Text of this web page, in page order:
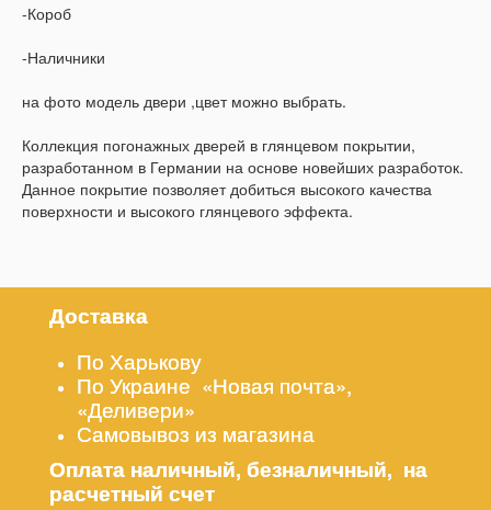
-Короб
-Наличники
на фото модель двери ,цвет можно выбрать.
Коллекция погонажных дверей в глянцевом покрытии,
разработанном в Германии на основе новейших разработок.
Данное покрытие позволяет добиться высокого качества
поверхности и высокого глянцевого эффекта.
Доставка
По Харькову
По Украине «Новая почта»,
«Деливери»
Самовывоз из магазина
Оплата наличный, безналичный, на
расчетный счет